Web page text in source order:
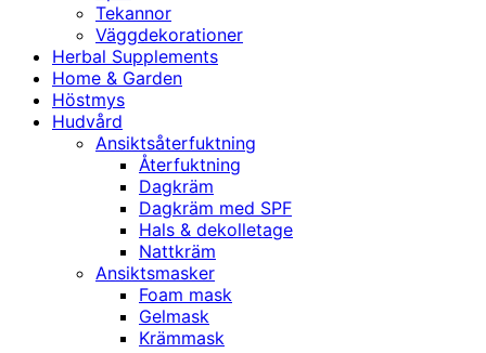
Tekannor
Väggdekorationer
Herbal Supplements
Home & Garden
Höstmys
Hudvård
Ansiktsåterfuktning
Återfuktning
Dagkräm
Dagkräm med SPF
Hals & dekolletage
Nattkräm
Ansiktsmasker
Foam mask
Gelmask
Krämmask